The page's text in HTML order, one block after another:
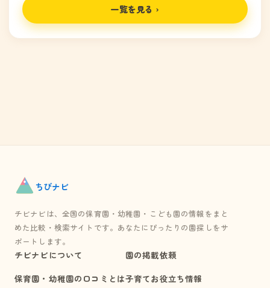
一覧を見る ›
ちびナビ
チビナビは、全国の保育園・幼稚園・こども園の情報をまと
めた比較・検索サイトです。あなたにぴったりの園探しをサ
ポートします。
チビナビについて
保育園・幼稚園の口コミとは
園の掲載依頼
子育てお役立ち情報